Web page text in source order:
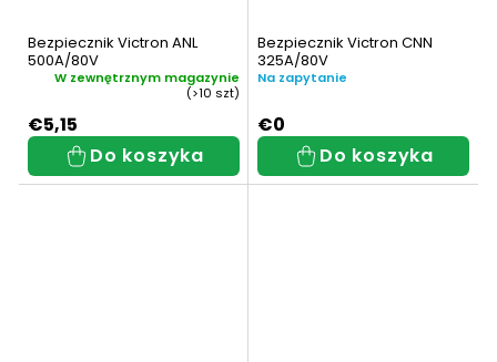
Bezpiecznik Victron ANL
500A/80V
W zewnętrznym magazynie
(>10 szt)
€5,15
Do koszyka
Bezpiecznik Victron CNN
325A/80V
Na zapytanie
€0
Do koszyka